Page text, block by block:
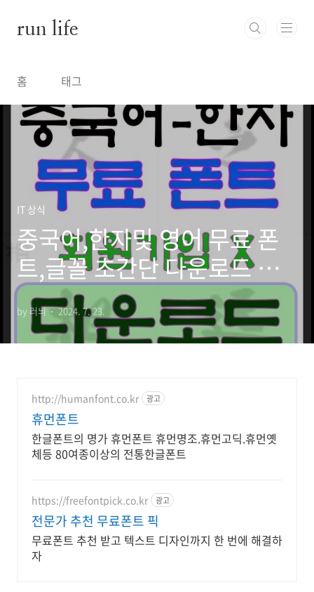
run life
홈 태그
IT 상식
중국어,한자및 영어 무료 폰
트,글꼴 초간단 다운로드 사
이트 추천
by 러늬 2024. 7. 23.
http://humanfont.co.kr 광고
휴먼폰트
한글폰트의 명가 휴먼폰트 휴먼명조.휴먼고딕.휴먼옛
체등 80여종이상의 전통한글폰트
https://freefontpick.co.kr 광고
전문가 추천 무료폰트 픽
무료폰트 추천 받고 텍스트 디자인까지 한 번에 해결하
자